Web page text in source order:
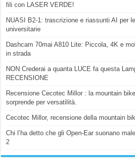
fili con LASER VERDE!
NUASI B2-1: trascrizione e riassunti AI per
universitarie
Dashcam 70mai A810 Lite: Piccola, 4K e
in strada
NON Crederai a quanta LUCE fa questa
RECENSIONE
Recensione Cecotec Millor : la mountain
sorprende per versatilità.
Cecotec Millor, recensione della mountain
Chi l’ha detto che gli Open-Ear suonano
2